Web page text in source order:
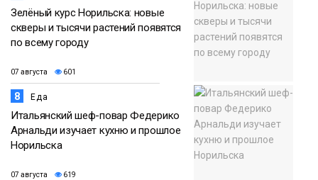
Зелёный курс Норильска: новые
скверы и тысячи растений появятся
по всему городу
07 августа 601
8 Еда
Итальянский шеф-повар Федерико
Арнальди изучает кухню и прошлое
Норильска
07 августа 619